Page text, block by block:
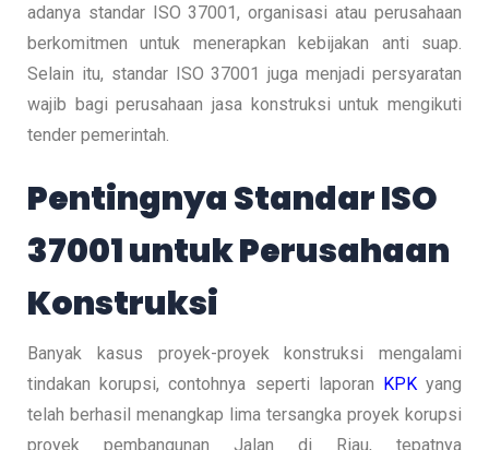
adanya standar ISO 37001, organisasi atau perusahaan
berkomitmen untuk menerapkan kebijakan anti suap.
Selain itu, standar ISO 37001 juga menjadi persyaratan
wajib bagi perusahaan jasa konstruksi untuk mengikuti
tender pemerintah.
Pentingnya Standar ISO
37001 untuk Perusahaan
Konstruksi
Banyak kasus proyek-proyek konstruksi mengalami
tindakan korupsi, contohnya seperti laporan KPKyang
telah berhasil menangkap lima tersangka proyek korupsi
proyek pembangunan Jalan di Riau, tepatnya